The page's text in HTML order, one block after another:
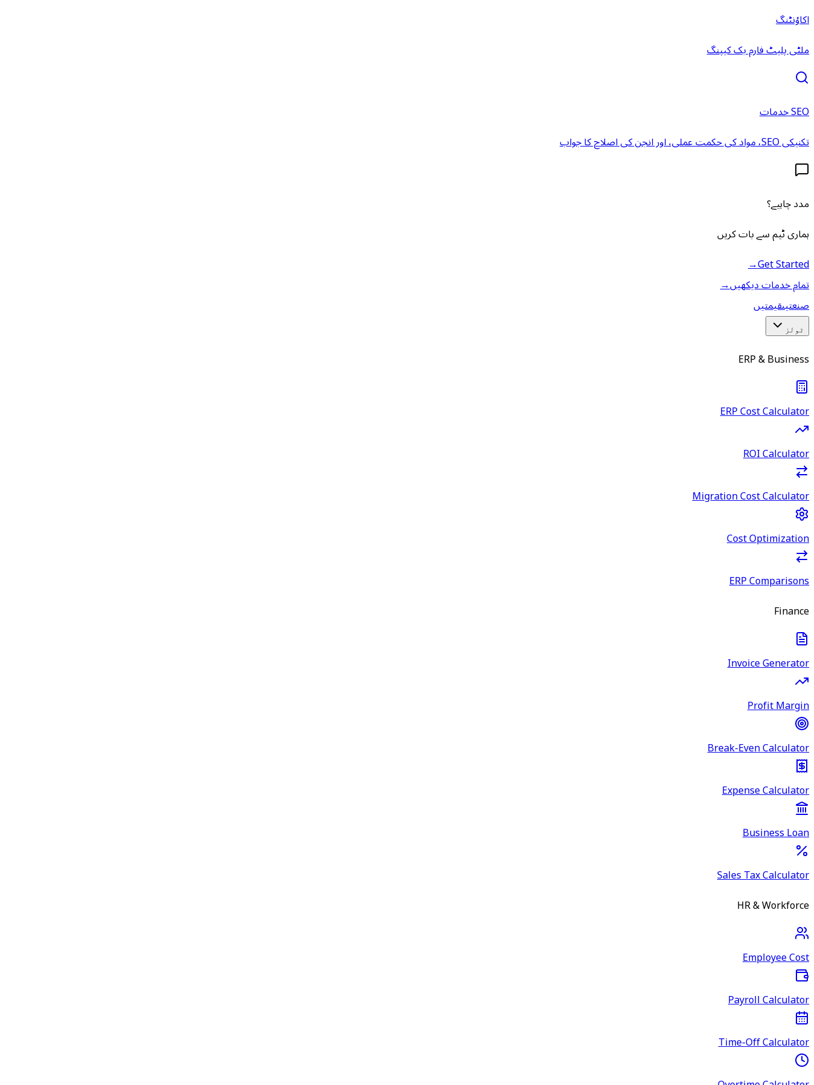
اکاؤنٹنگ
ملٹی پلیٹ فارم بک کیپنگ
SEO خدمات
تکنیکی SEO، مواد کی حکمت عملی، اور انجن کی اصلاح کا جواب
مدد چاہیے؟
ہماری ٹیم سے بات کریں
Get Started
→
تمام خدمات دیکھیں→
صنعتیںقیمتیں
ٹولز
ERP & Business
ERP Cost Calculator
ROI Calculator
Migration Cost Calculator
Cost Optimization
ERP Comparisons
Finance
Invoice Generator
Profit Margin
Break-Even Calculator
Expense Calculator
Business Loan
Sales Tax Calculator
HR & Workforce
Employee Cost
Payroll Calculator
Time-Off Calculator